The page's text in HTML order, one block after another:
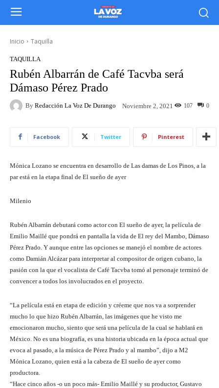
Inicio Taquilla
TAQUILLA
Rubén Albarrán de Café Tacvba será
Dámaso Pérez Prado
By Redacción La Voz De Durango Noviembre 2, 2021 0
107
Facebook Twitter Pinterest
Mónica Lozano se encuentra en desarrollo de Las damas de Los Pinos, a la
par está en la etapa final de El sueño de ayer
Milenio
Rubén Albarrán debutará como actor con El sueño de ayer, la película de
Emilio Maillé que pondrá en pantalla la vida de El rey del Mambo, Dámaso
Pérez Prado. Y aunque entre las opciones se manejó el nombre de actores
como Damián Alcázar para interpretar al compositor de origen cubano, la
pasión con la que el vocalista de Café Tacvba tomó al personaje terminó de
convencer a todos los involucrados en el proyecto.
“La película está en etapa de edición y créeme que nos va a sorprender
mucho lo que hizo Rubén Albarrán, las imágenes que he visto me
emocionaron mucho, siento que será una película de la cual se hablará en
México. No es una biografía, es una historia ubicada en la época actual que
evoca al pasado, a la música de Pérez Prado y al mambo”, dijo a M2
Mónica Lozano, quien está a la cabeza de El sueño de ayer como
productora.
“Hace cinco años -o un poco más- Emilio Maillé y su productor, Gustavo